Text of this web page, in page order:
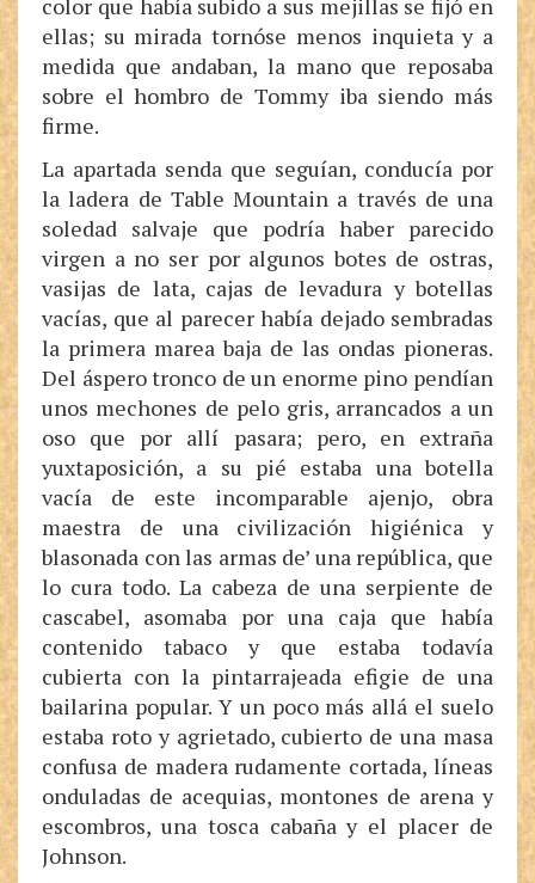
color que había subido a sus mejillas se fijó en
ellas; su mirada tornóse menos inquieta y a
medida que andaban, la mano que reposaba
sobre el hombro de Tommy iba siendo más
firme.
La apartada senda que seguían, conducía por
la ladera de Table Mountain a través de una
soledad salvaje que podría haber parecido
virgen a no ser por algunos botes de ostras,
vasijas de lata, cajas de levadura y botellas
vacías, que al parecer había dejado sembradas
la primera marea baja de las ondas pioneras.
Del áspero tronco de un enorme pino pendían
unos mechones de pelo gris, arrancados a un
oso que por allí pasara; pero, en extraña
yuxtaposición, a su pié estaba una botella
vacía de este incomparable ajenjo, obra
maestra de una civilización higiénica y
blasonada con las armas de’ una república, que
lo cura todo. La cabeza de una serpiente de
cascabel, asomaba por una caja que había
contenido tabaco y que estaba todavía
cubierta con la pintarrajeada efigie de una
bailarina popular. Y un poco más allá el suelo
estaba roto y agrietado, cubierto de una masa
confusa de madera rudamente cortada, líneas
onduladas de acequias, montones de arena y
escombros, una tosca cabaña y el placer de
Johnson.